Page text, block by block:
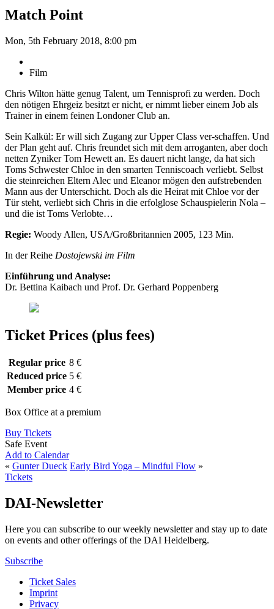
Match Point
Mon, 5th February 2018, 8:00 pm
Film
Chris Wilton hätte genug Talent, um Tennisprofi zu werden. Doch
den nötigen Ehrgeiz besitzt er nicht, er nimmt lieber einem Job als
Trainer in einem feinen Londoner Club an.
Sein Kalkül: Er will sich Zugang zur Upper Class ver-schaffen. Und
der Plan geht auf. Chris freundet sich mit dem arroganten, aber doch
netten Zyniker Tom Hewett an. Es dauert nicht lange, da hat sich
Toms Schwester Chloe in den smarten Tenniscoach verliebt. Selbst
die steinreichen Eltern Alec und Eleanor mögen den aufstrebenden
Mann aus der Unterschicht. Doch als die Heirat mit Chloe vor der
Tür steht, verliebt sich Chris in die erfolglose Schauspielerin Nola –
und die ist Toms Verlobte…
Regie: Woody Allen, USA/Großbritannien 2005, 123 Min.
In der Reihe Dostojewski im Film
Einführung und Analyse:
Dr. Bettina Kaibach und Prof. Dr. Gerhard Poppenberg
Ticket Prices (plus fees)
Regular price 8 €
Reduced price 5 €
Member price 4 €
Box Office at a premium
Buy Tickets
Safe Event
Add to Calendar
« Gunter Dueck Early Bird Yoga – Mindful Flow »
Tickets
DAI-Newsletter
Here you can subscribe to our weekly newsletter and stay up to date
on events and other offerings of the DAI Heidelberg.
Subscribe
Ticket Sales
Imprint
Privacy